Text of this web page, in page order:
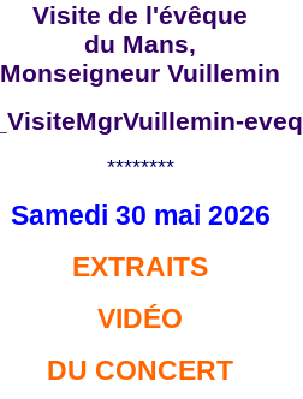
Visite de l'évêque
du Mans,
Monseigneur Vuillemin
********
Samedi 30 mai 2026
EXTRAITS
VIDÉO
DU CONCERT